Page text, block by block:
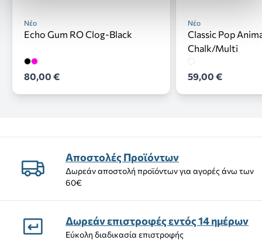
Νέο
Echo Gum RO Clog-Black
80,00 €
Νέο
Classic Pop
Chalk/Multi
59,00 €
Αποστολές Προϊόντων
Δωρεάν αποστολή προϊόντων για αγορές άνω των
60€
Δωρεάν επιστροφές εντός 14 ημέρων
Εύκολη διαδικασία επιστροφής